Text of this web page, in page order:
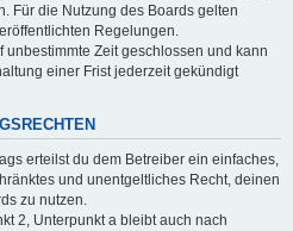
Für die Nutzung des Boards gelten
Regelungen.
unbestimmte Zeit geschlossen und kann
einer Frist jederzeit gekündigt
erteilst du dem Betreiber ein einfaches,
und unentgeltliches Recht, deinen
zu nutzen.
2, Unterpunkt a bleibt auch nach